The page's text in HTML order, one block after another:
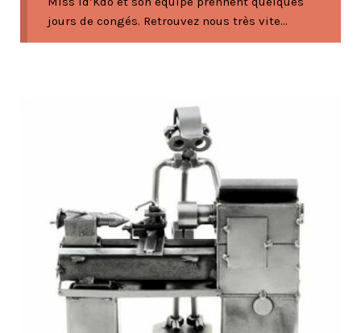
jours de congés. Retrouvez nous très vite...